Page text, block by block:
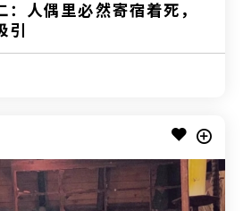
：人偶里必然寄宿着死，